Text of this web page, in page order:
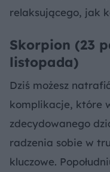
relaksującego, jak
Skorpion (23
listopada)
Dziś możesz
komplikacje, które
zdecydowanego
radzenia sobie w
kluczowe.